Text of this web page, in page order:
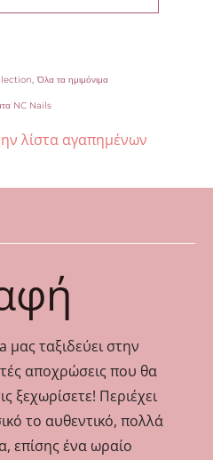
,Όλα τα ημιμόνιμα
NC Nails
λίστα αγαπημένων
ταξιδεύει στην
αποχρώσεις που θα
ξεχωρίσετε! Περιέχει
το αυθεντικό, πολλά
επίσης ένα ωραίο